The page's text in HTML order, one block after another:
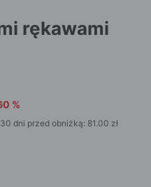
rękawami
%
dni przed obniżką: 81.00 zł